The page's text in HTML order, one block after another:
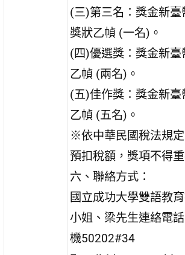
(三)第三名：獎金新臺
獎狀乙幀 (一名)。
(四)優選獎：獎金新
乙幀 (兩名)。
(五)佳作獎：獎金新
乙幀 (五名)。
※依中華民國稅法規
預扣稅額，獎項不得
六、聯絡方式：
國立成功大學雙語教
小姐、梁先生連絡電
機50202#34